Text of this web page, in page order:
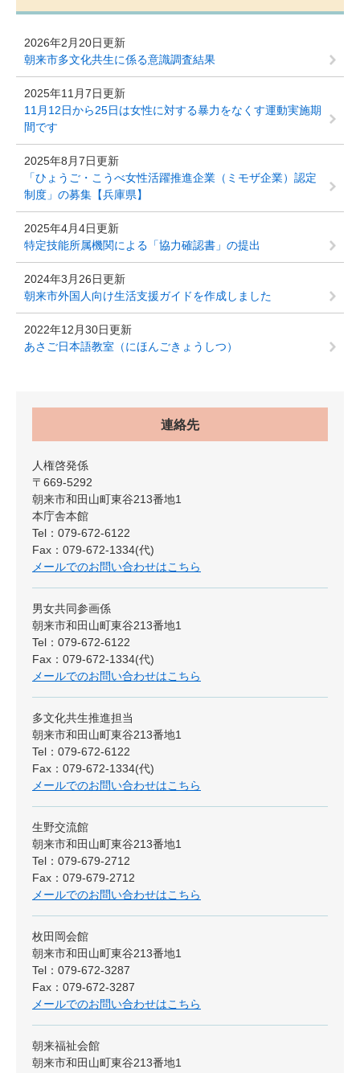
2026年2月20日更新
朝来市多文化共生に係る意識調査結果
2025年11月7日更新
11月12日から25日は女性に対する暴力をなくす運動実施期
間です
2025年8月7日更新
「ひょうご・こうべ女性活躍推進企業（ミモザ企業）認定
制度」の募集【兵庫県】
2025年4月4日更新
特定技能所属機関による「協力確認書」の提出
2024年3月26日更新
朝来市外国人向け生活支援ガイドを作成しました
2022年12月30日更新
あさご日本語教室（にほんごきょうしつ）
連絡先
人権啓発係
〒669-5292
朝来市和田山町東谷213番地1
本庁舎本館
Tel：079-672-6122
Fax：079-672-1334(代)
メールでのお問い合わせはこちら
男女共同参画係
朝来市和田山町東谷213番地1
Tel：079-672-6122
Fax：079-672-1334(代)
メールでのお問い合わせはこちら
多文化共生推進担当
朝来市和田山町東谷213番地1
Tel：079-672-6122
Fax：079-672-1334(代)
メールでのお問い合わせはこちら
生野交流館
朝来市和田山町東谷213番地1
Tel：079-679-2712
Fax：079-679-2712
メールでのお問い合わせはこちら
枚田岡会館
朝来市和田山町東谷213番地1
Tel：079-672-3287
Fax：079-672-3287
メールでのお問い合わせはこちら
朝来福祉会館
朝来市和田山町東谷213番地1